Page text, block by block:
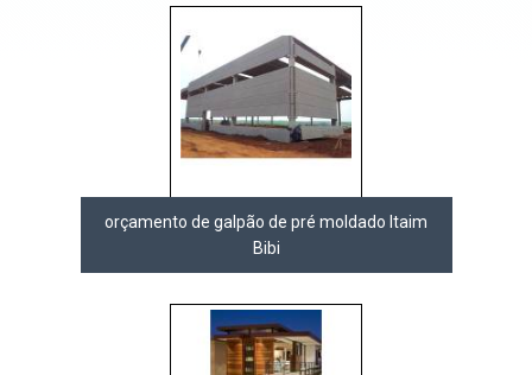
orçamento de galpão de pré moldado Itaim
Bibi